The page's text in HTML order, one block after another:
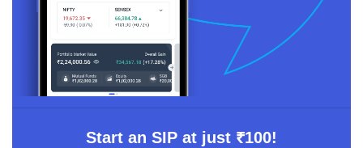
Start an SIP at just ₹100!